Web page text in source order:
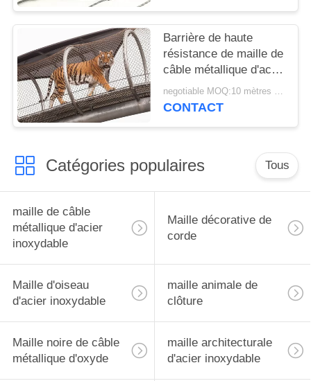
Barrière de haute
résistance de maille de
câble métallique d'acier
inoxydable pour les
cages animales
negotiable MOQ:10 mètres carrés
CONTACT
Catégories populaires Tous
maille de câble
métallique d'acier
inoxydable
Maille décorative de
corde
Maille d'oiseau
d'acier inoxydable
maille animale de
clôture
Maille noire de câble
métallique d'oxyde
maille architecturale
d'acier inoxydable